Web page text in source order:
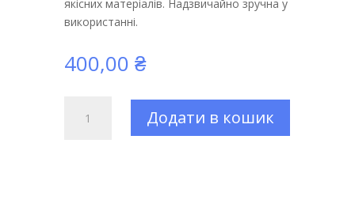
якісних матеріалів. Надзвичайно зручна у
використанні.
400,00 ₴
Електропомпа
«Vio-
Додати в кошик